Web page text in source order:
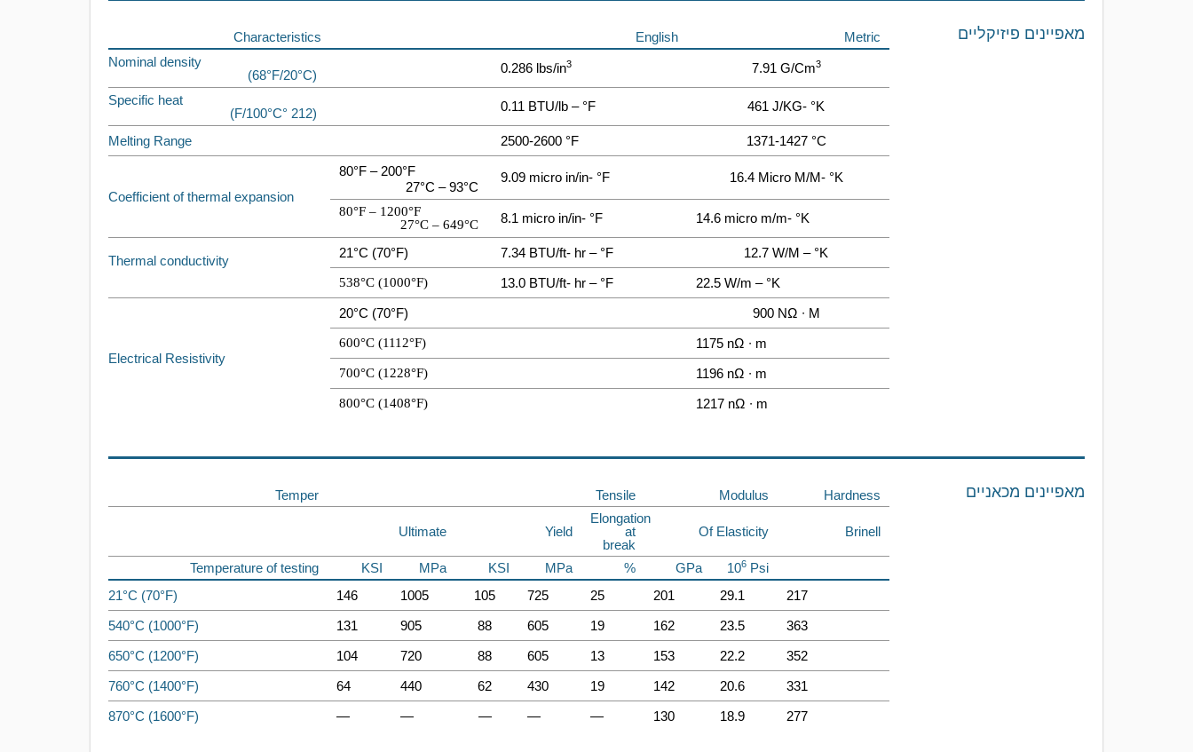
Characteristics English
Metric
Nominal density
(68°F/20°C)
0.286 lbs/in3 7.91 G/cm3
Specific heat
(212 °F/100°C)
0.11 BTU/lb – °F 461 J/KG- °K
Melting Range 2500-2600 °F 1371-1427 °C
Coefficient of thermal expansion
80°F – 200°F
27°C – 93°C
9.09 micro in/in- °F 16.4 Micro M/m- °K
80°F – 1200°F
27°C – 649°C
8.1 micro in/in- °F 14.6 micro m/m- °K
Thermal conductivity
21°C (70°F) 7.34 BTU/ft- hr – °F 12.7 W/m – °K
538°C (1000°F) 13.0 BTU/ft- hr – °F 22.5 W/m – °K
Electrical Resistivity
20°C (70°F) 900 NΩ ∙ M
600°C (1112°F) 1175 nΩ ∙ m
700°C (1228°F) 1196 nΩ ∙ m
800°C (1408°F) 1217 nΩ ∙ m
מאפיינים פיזיקליים
Temper Tensile Modulus Hardness
Ultimate Yield
Elongation
at
break
Of Elasticity Brinell
Temperature of testing KSI MPa KSI MPa % GPa 106 Psi
21°C (70°F)
146 1005 105 725 25 201 29.1
217
540°C (1000°F)
131 905 88 605 19 162 23.5
363
650°C (1200°F)
104 720 88 605 13 153 22.2
352
760°C (1400°F)
64 440 62 430 19 142 20.6
331
870°C (1600°F)
— — — — — 130 18.9 277
מאפיינים מכאניים